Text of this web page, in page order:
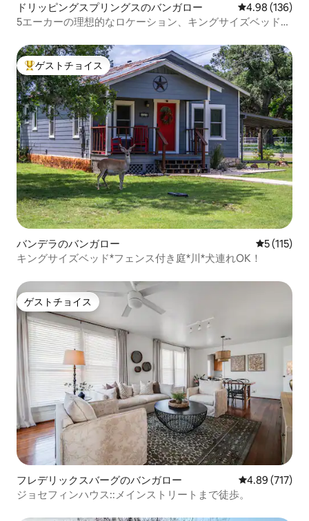
ドリッピングスプリングスのバンガロー レビュー136
4.98 (136)
5エーカーの理想的なロケーション、キングサイズベッド2
大好評のゲストチョイスです。
ゲストチョイス
バンデラのバンガロー レビュー
5 (115)
キングサイズベッド*フェンス付き庭*川*犬連れOK！
ゲストチョイス
ゲストチョイス
フレデリックスバーグのバンガロー レビュー717
4.89 (717)
ジョセフィンハウス::メインストリートまで徒歩。